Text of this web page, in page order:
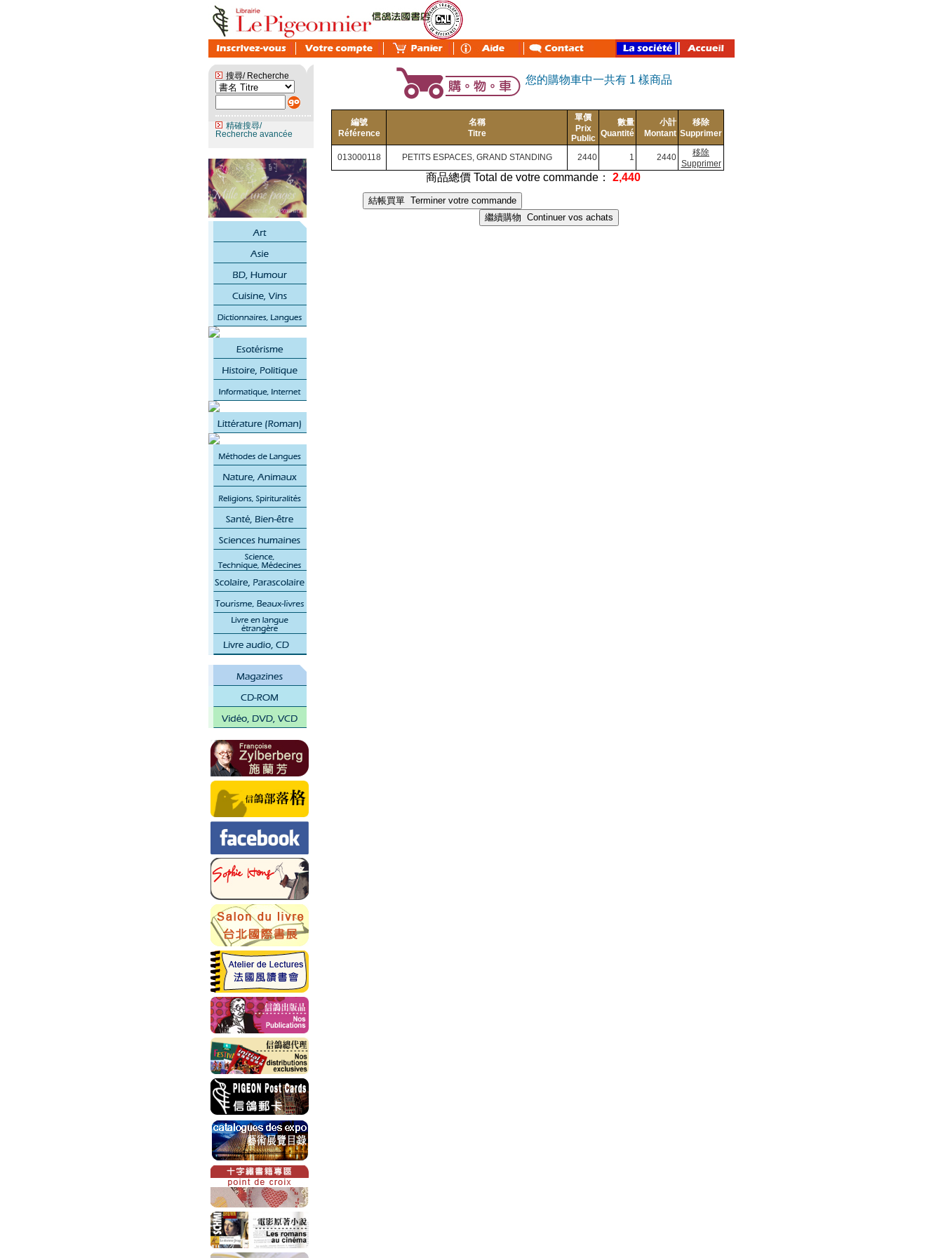
搜尋/ Recherche
精確搜尋/
Recherche avancée
您的購物車中一共有 1 樣商品
編號
Référence
名稱
Titre
單價
Prix
Public
數量
Quantité
小計
Montant
移除
Supprimer
013000118 PETITS ESPACES, GRAND STANDING 2440 1 2440
移除
Supprimer
商品總價 Total de votre commande： 2,440